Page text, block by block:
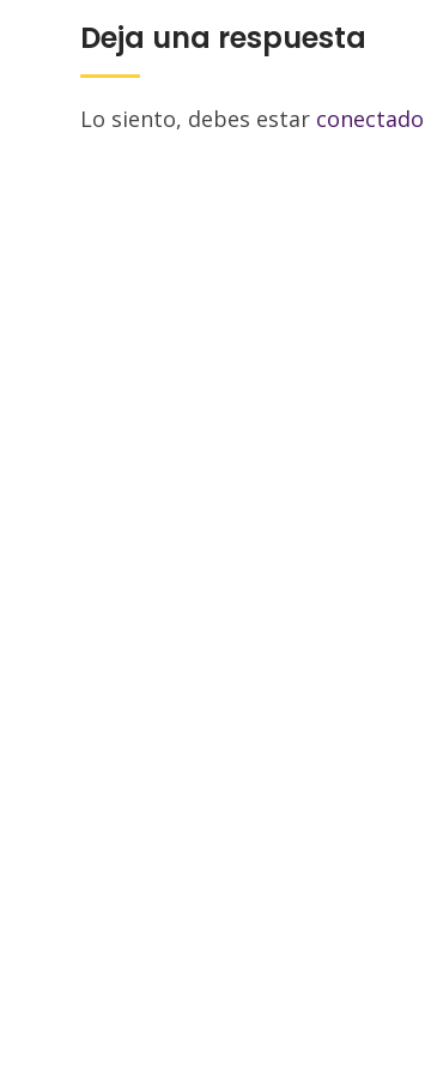
Deja una respuesta
Lo siento, debes estar conectado